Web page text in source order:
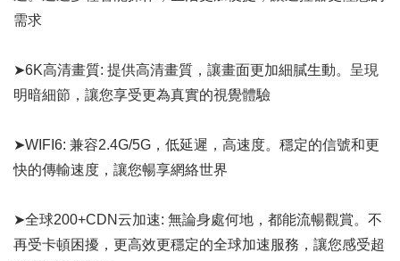
需求
➤6K高清畫質: 提供高清畫質，讓畫面更加細膩生動。呈現
明暗細節，讓您享受更為真實的視覺體驗
➤WIFI6: 兼容2.4G/5G，低延遲，高速度。穩定的信號和更
快的傳輸速度，讓您暢享網絡世界
➤全球200+CDN云加速: 無論身處何地，都能流暢觀賞。不
再受卡頓困擾，更高效更穩定的全球加速服務，讓您感受超